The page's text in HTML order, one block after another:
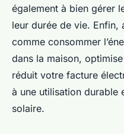
également à bien gérer
leur durée de vie. Enfin,
comme consommer
dans la maison,
réduit votre facture
à une utilisation durable
solaire.